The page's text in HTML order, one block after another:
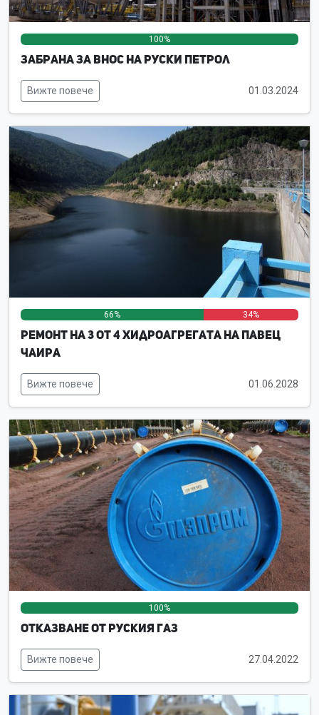
100%
Забрана за внос на руски петрол
Вижте повече 01.03.2024
66% 34%
Ремонт на 3 от 4 хидроагрегата на ПАВЕЦ
Чаира
Вижте повече 01.06.2028
100%
Отказване от руския газ
Вижте повече 27.04.2022